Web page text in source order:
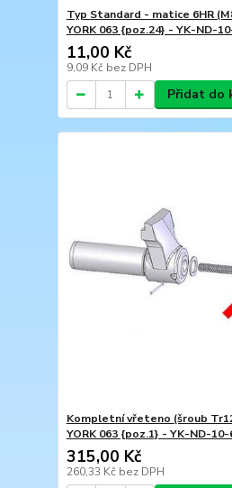
Typ Standard - matice 6HR
YORK 063 {poz.24} - YK-ND-
11,00 Kč
9,09 Kč bez DPH
Přidat do
Kompletní vřeteno (šroub
YORK 063 {poz.1} - YK-ND-
315,00 Kč
260,33 Kč bez DPH